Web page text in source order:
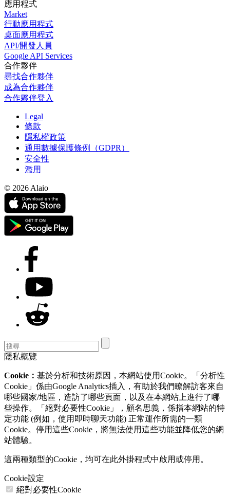
應用程式
Market
行動應用程式
桌面應用程式
API/開發人員
Google API Services
合作夥伴
尋找合作夥伴
成為合作夥伴
合作夥伴登入
Legal
條款
隱私權政策
通用數據保護條例（GDPR）
安全性
濫用
© 2026 Alaio
隱私概覽
Cookie： 基於分析和技術原因，本網站使用Cookie。「分析性
Cookie」係由Google Analytics插入，有助於我們瞭解訪客來自
哪些國家/地區，造訪了哪些頁面，以及在本網站上進行了哪
些操作。「絕對必要性Cookie」，顧名思義，係指本網站的特
定功能 (例如，使用即時聊天功能) 正常運作所需的一類
Cookie。停用這些Cookie，將無法使用這些功能並降低您的網
站體驗。
這兩種類型的Cookie，均可在此外掛程式中啟用或停用。
Cookie設定
絕對必要性Cookie